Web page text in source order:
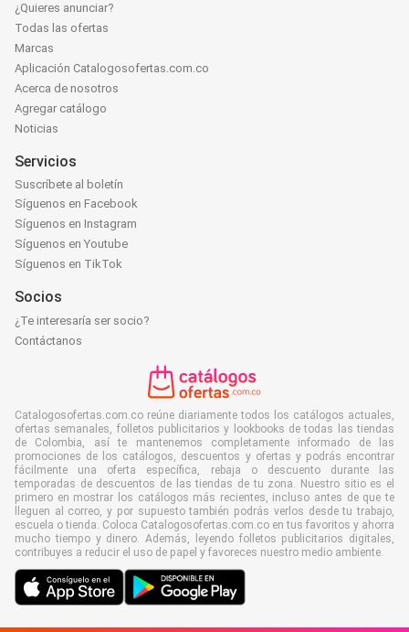
¿Quieres anunciar?
Todas las ofertas
Marcas
Aplicación Catalogosofertas.com.co
Acerca de nosotros
Agregar catálogo
Noticias
Servicios
Suscríbete al boletín
Síguenos en Facebook
Síguenos en Instagram
Síguenos en Youtube
Síguenos en TikTok
Socios
¿Te interesaría ser socio?
Contáctanos
Catalogosofertas.com.co reúne diariamente todos los catálogos actuales,
ofertas semanales, folletos publicitarios y lookbooks de todas las tiendas
de Colombia, así te mantenemos completamente informado de las
promociones de los catálogos, descuentos y ofertas y podrás encontrar
fácilmente una oferta específica, rebaja o descuento durante las
temporadas de descuentos de las tiendas de tu zona. Nuestro sitio es el
primero en mostrar los catálogos más recientes, incluso antes de que te
lleguen al correo, y por supuesto también podrás verlos desde tu trabajo,
escuela o tienda. Coloca Catalogosofertas.com.co en tus favoritos y ahorra
mucho tiempo y dinero. Además, leyendo folletos publicitarios digitales,
contribuyes a reducir el uso de papel y favoreces nuestro medio ambiente.